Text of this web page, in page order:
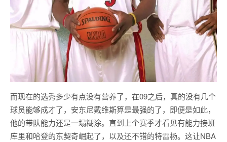
而现在的选秀多少有点没有营养了，在09之后，真的没有几个
球员能够成才了，安东尼戴维斯算是最强的了，即便是如此，
他的带队能力还是一塌糊涂。直到上个赛季才看见有能力接班
库里和哈登的东契奇崛起了，以及还不错的特雷杨。这让NBA